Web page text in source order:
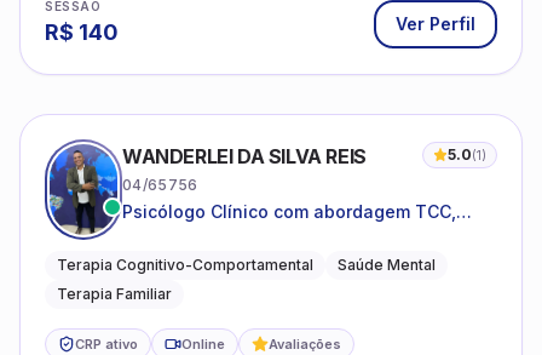
SESSÃO
R$ 140 Ver Perfil
WANDERLEI DA SILVA REIS 5.0(1)
04/65756
Psicólogo Clínico com abordagem TCC,
sistêmica
Terapia Cognitivo-Comportamental
Saúde Mental
Terapia Familiar
CRP ativo Online Avaliações